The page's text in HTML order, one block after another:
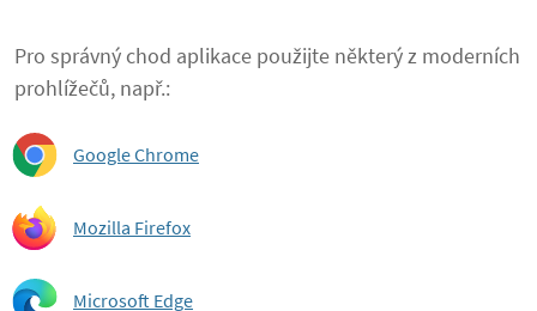
Pro správný chod aplikace použijte některý z moderních
prohlížečů, např.:
Google Chrome
Mozilla Firefox
Microsoft Edge